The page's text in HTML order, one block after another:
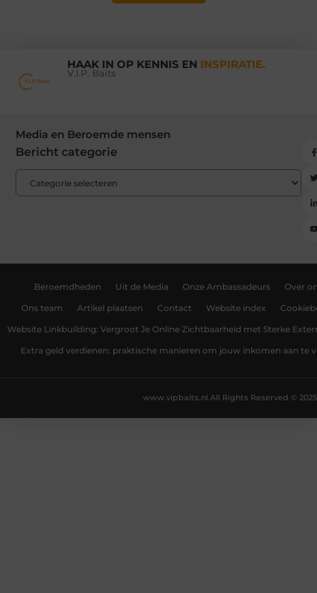
HAAK IN OP KENNIS EN INSPIRATIE.
V.I.P. Baits
Media en Beroemde mensen
Bericht categorie
Beroemdheden Uit de Media Onze Ambassadeurs Over
Ons team Artikel plaatsen Contact Website index
Website Linkbuilding: Vergroot Je Online Zichtbaarheid met Sterke
Extra geld verdienen: praktische manieren om jouw inkomen aan te
All Rights Reserved © 2025
www.vipbaits.nl.